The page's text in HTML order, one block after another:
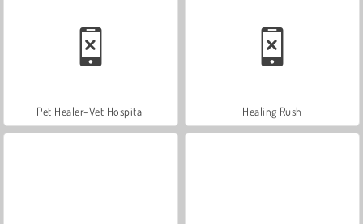
Pet Healer-Vet Hospital Healing Rush